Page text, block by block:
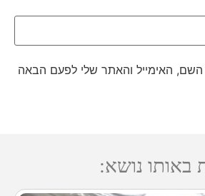
האימייל והאתר שלי לפעם הבאה
באותו נושא: